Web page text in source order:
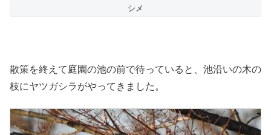
シメ
散策を終えて庭園の池の前で待っていると、池沿いの木の
枝にヤツガシラがやってきました。